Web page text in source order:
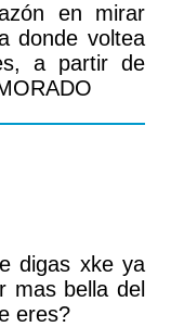
en mirar
donde voltea
a partir de
digas xke ya
mas bella del
eres?